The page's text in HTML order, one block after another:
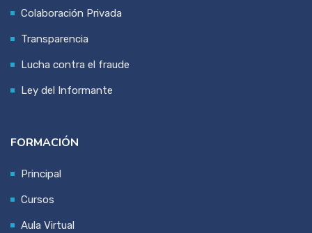
Colaboración Privada
Transparencia
Lucha contra el fraude
Ley del Informante
FORMACIÓN
Principal
Cursos
Aula Virtual